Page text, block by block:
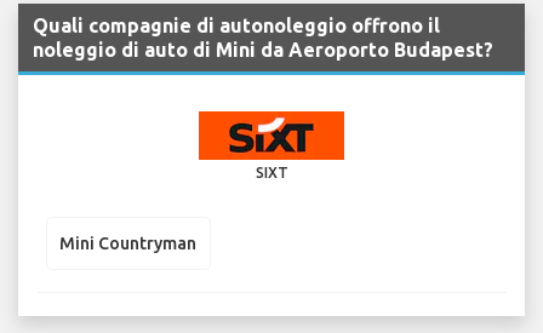
Quali compagnie di autonoleggio offrono il
noleggio di auto di Mini da Aeroporto Budapest?
SIXT
Mini Countryman